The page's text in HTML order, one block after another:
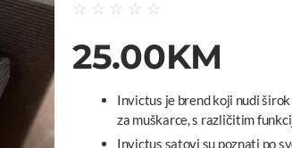
☆ ☆ ☆ ☆ ☆
25.00KM
Invictus je brend koji nudi
za muškarce, s različitim
Invictus satovi su poznati po